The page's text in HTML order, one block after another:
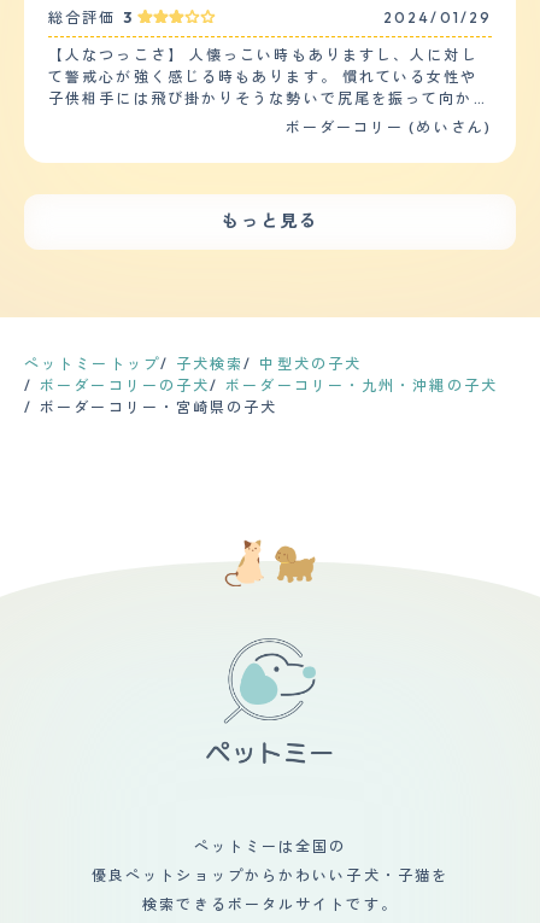
総合評価 3 2024/01/29
【人なつっこさ】 人懐っこい時もありますし、人に対し
て警戒心が強く感じる時もあります。 慣れている女性や
子供相手には飛び掛かりそうな勢いで尻尾を振って向かっ
て行きますが、男性相手だと警戒心が強くなります。 姿
勢を低くして身構えたり、噛みつきそうな態度を取ったり
と人間になついていないような様子を見せることもありま
差がはっきりしています。 【落ち着き】 落ち着きはあり
ません。 散歩に出かけても、他所の犬とすれ違ったりす
りします。 家の中ではボール遊びをねだられることが多
で落ち着いて眠ってくれません。 ３歳～４歳ごろになる
とやっと落ち着いてくると聞いているので、それまでは人
間側が頑張る必要があると思っています。 【しつけやす
分程度の散歩＋室内でのボール遊びなどをしています。
【お手入れ】 全体的に毛の長さが長いです。 わきの下や
らいの頻度で自宅でカットをしています。 ブラッシング
をすると不要な毛を除去できるだけでなく、艶やかな毛並
みにもなるのでこまめに行っています。 毎日散歩から帰
ると足とお尻周りをシャワーで洗います。 全身のシャン
プーは１～２週間に一回くらい行っています。 獣医の元
で定期的に健康診断をしていますが、今のところは健康問
て吠えることなどはありません。 夜間の遠吠えなどもな
いため、鳴き声については特に気になっていません。
【総評】 運動大好きなやんちゃな子だと思っています。
一緒に飼っている家族の年齢層30代～50代と高めなの
ボーダーコリー (めいさん)
もっと見る
ペットミートップ 子犬検索
中型犬の子犬
ボーダーコリーの子犬
ボーダーコリー・九州・沖縄の子犬
ボーダーコリー・宮崎県の子犬
ペットミーは全国の
優良ペットショップからかわいい子犬・子猫を
検索できるポータルサイトです。